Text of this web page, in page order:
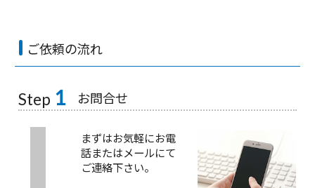
ご依頼の流れ
Step 1 お問合せ
まずはお気軽にお電
話またはメールにて
ご連絡下さい。